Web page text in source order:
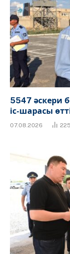
5547 әскери
іс-шарасы
07.08.2026 225